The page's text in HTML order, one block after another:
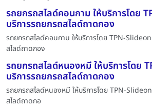
รถยกรถสไลด์คอนกาม ให้บริการโดย
บริการรถยกรถสไลด์ถาดกอง
รถยกรถสไลด์คอนกาม ให้บริการโดย TPN-
สไลด์ถาดกอง
รถยกรถสไลด์หนองหมี ให้บริการโดย
บริการรถยกรถสไลด์ถาดกอง
รถยกรถสไลด์หนองหมี ให้บริการโดย TPN-
สไลด์ถาดกอ